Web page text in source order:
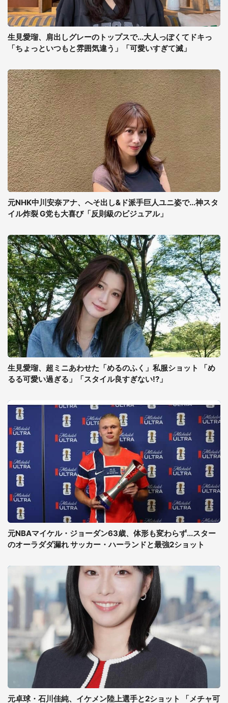
生見愛瑠、肩出しグレーのトップスで...大人っぽくてドキっ
「ちょっといつもと雰囲気違う」「可愛いすぎて滅」
元NHK中川安奈アナ、へそ出し&ド派手巨人ユニ姿で...神スタ
イル炸裂 G党も大喜び「反則級のビジュアル」
生見愛瑠、超ミニあわせた「めるのふく」私服ショット 「め
るる可愛い過ぎる」「スタイル良すぎない!?」
元NBAマイケル・ジョーダン63歳、体形も変わらず...スター
のオーラダダ漏れ サッカー・ハーランドと最強2ショット
元卓球・石川佳純、イケメン陸上選手と2ショット 「メチャ可